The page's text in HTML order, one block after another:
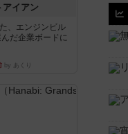
アイアン
、エンジンビル
だ企業ボードに
by あくり